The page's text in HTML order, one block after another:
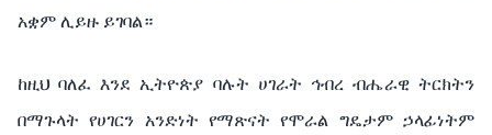
አቋም ሊይዙ ይገባል።
ከዚህ ባለፈ እንደ ኢትዮጵያ ባሉት ሀገራት ኅብረ ብሔራዊ ትርክትን
በማጉላት የሀገርን አንድነት የማጽናት የሞራል ግዴታም ኃላፊነትም